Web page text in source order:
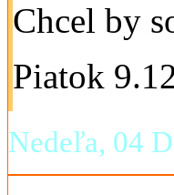
Chcel by
Piatok
Nedeľa, 04